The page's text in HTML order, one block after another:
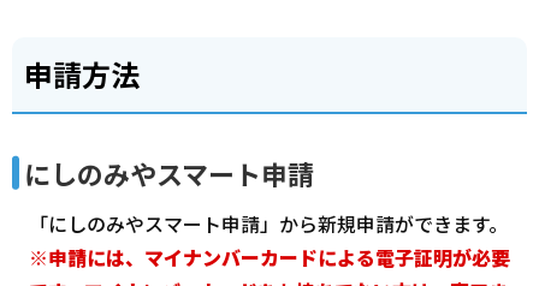
申請方法
にしのみやスマート申請
「にしのみやスマート申請」から新規申請ができます。
※申請には、マイナンバーカードによる電子証明が必要